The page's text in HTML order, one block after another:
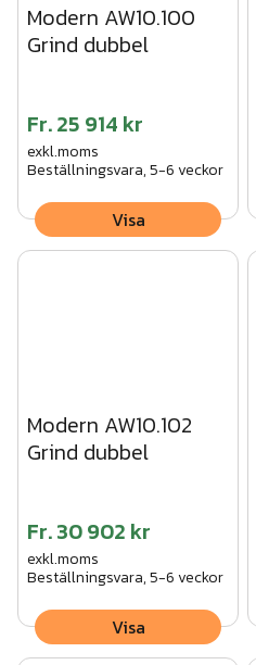
Modern AW10.100
Grind dubbel
Fr.25 914 kr
exkl.moms
Beställningsvara, 5-6 veckor
Visa
Modern AW10.102
Grind dubbel
Fr.30 902 kr
exkl.moms
Beställningsvara, 5-6 veckor
Visa